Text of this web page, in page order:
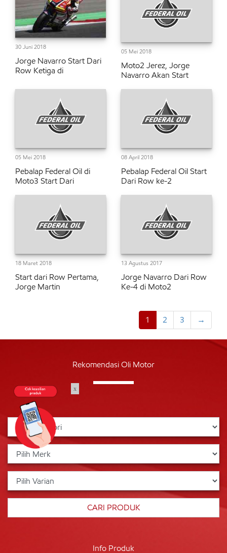
30 Juni 2018
Jorge Navarro Start Dari
Row Ketiga di
05 Mei 2018
Moto2 Jerez, Jorge
Navarro Akan Start
05 Mei 2018
Pebalap Federal Oil di
Moto3 Start Dari
08 April 2018
Pebalap Federal Oil Start
Dari Row ke-2
18 Maret 2018
Start dari Row Pertama,
Jorge Martin
13 Agustus 2017
Jorge Navarro Dari Row
Ke-4 di Moto2
1 2 3 →
Rekomendasi Oli Motor
Info Produk
x